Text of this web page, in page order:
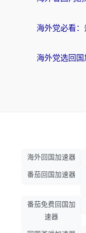
海外回国加速器
番茄回国加速器
番茄免费回国加
速器